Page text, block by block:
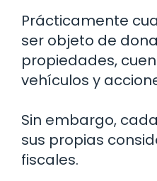
Prácticamente
ser objeto de
propiedades,
vehículos y
Sin embargo,
sus propias
fiscales.